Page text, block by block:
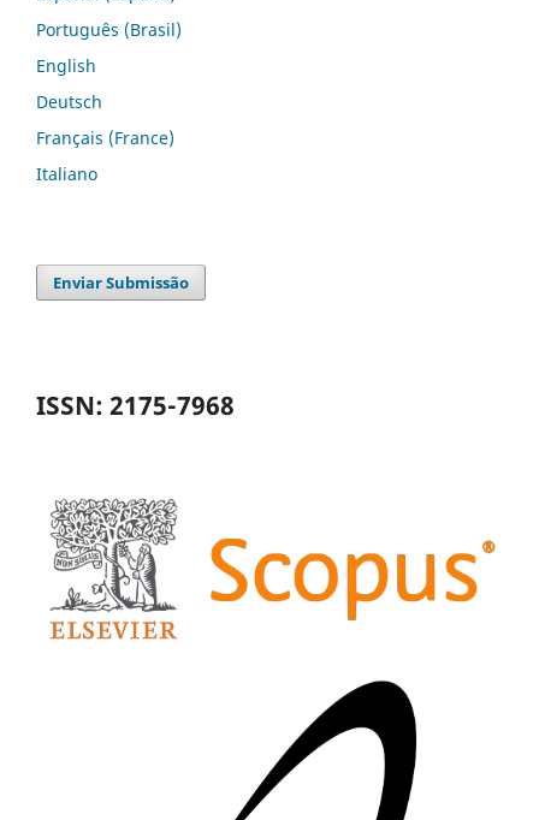
Português (Brasil)
English
Deutsch
Français (France)
Italiano
Enviar Submissão
ISSN: 2175-7968